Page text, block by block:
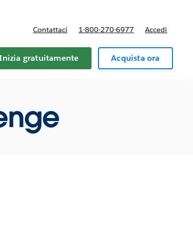
Contattaci 1-800-270-6977 Accedi
gratuitamente Acquista ora